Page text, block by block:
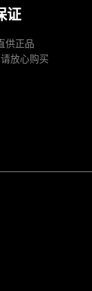
证
供正品
放心购买